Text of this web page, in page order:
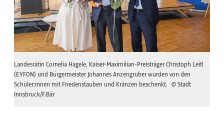
Landesrätin Cornelia Hagele, Kaiser-Maximilian-Preisträger Christoph Leitl
(EYFON) und Bürgermeister Johannes Anzengruber wurden von den
Schüler:innen mit Friedenstauben und Kränzen beschenkt.
© Stadt
Innsbruck/F.Bär